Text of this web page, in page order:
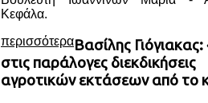
Κεφάλα.
περισσότεραΒασίλης
στις παράλογες διεκδικήσεις
αγροτικών εκτάσεων από το